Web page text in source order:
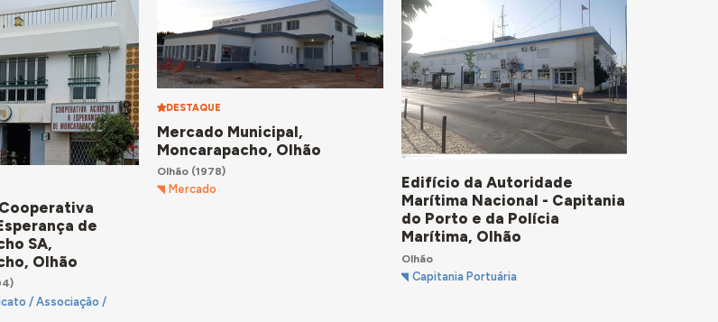
de
SA,
Olhão
/ Associação /
DESTAQUE
Mercado Municipal,
Moncarapacho, Olhão
Olhão (1978)
Mercado
Edifício da Autoridade
Marítima Nacional - Capitania
do Porto e da Polícia
Marítima, Olhão
Olhão
Capitania Portuária